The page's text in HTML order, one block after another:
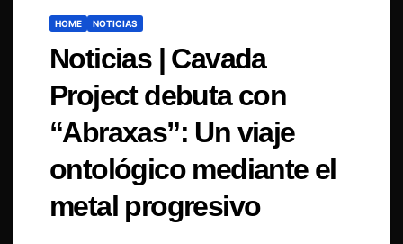
HOME NOTICIAS
Noticias | Cavada
Project debuta con
“Abraxas”: Un viaje
ontológico mediante el
metal progresivo